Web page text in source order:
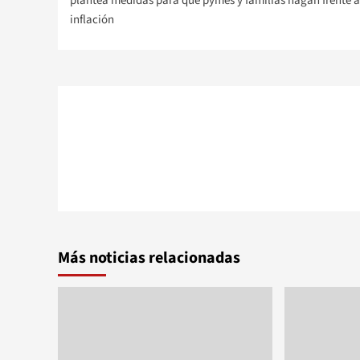
entradas
inflación
Más noticias relacionadas